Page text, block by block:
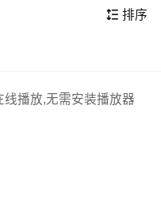
件将接踵而至，让他们
要忘记如此深刻的爱或
。爱并非总是足够，而
能否放下过去，重新开
同类题材影片中具有一
上也都有不错的亮点，
欢剧情类电影的观众观
 排序
线播放,无需安装播放器